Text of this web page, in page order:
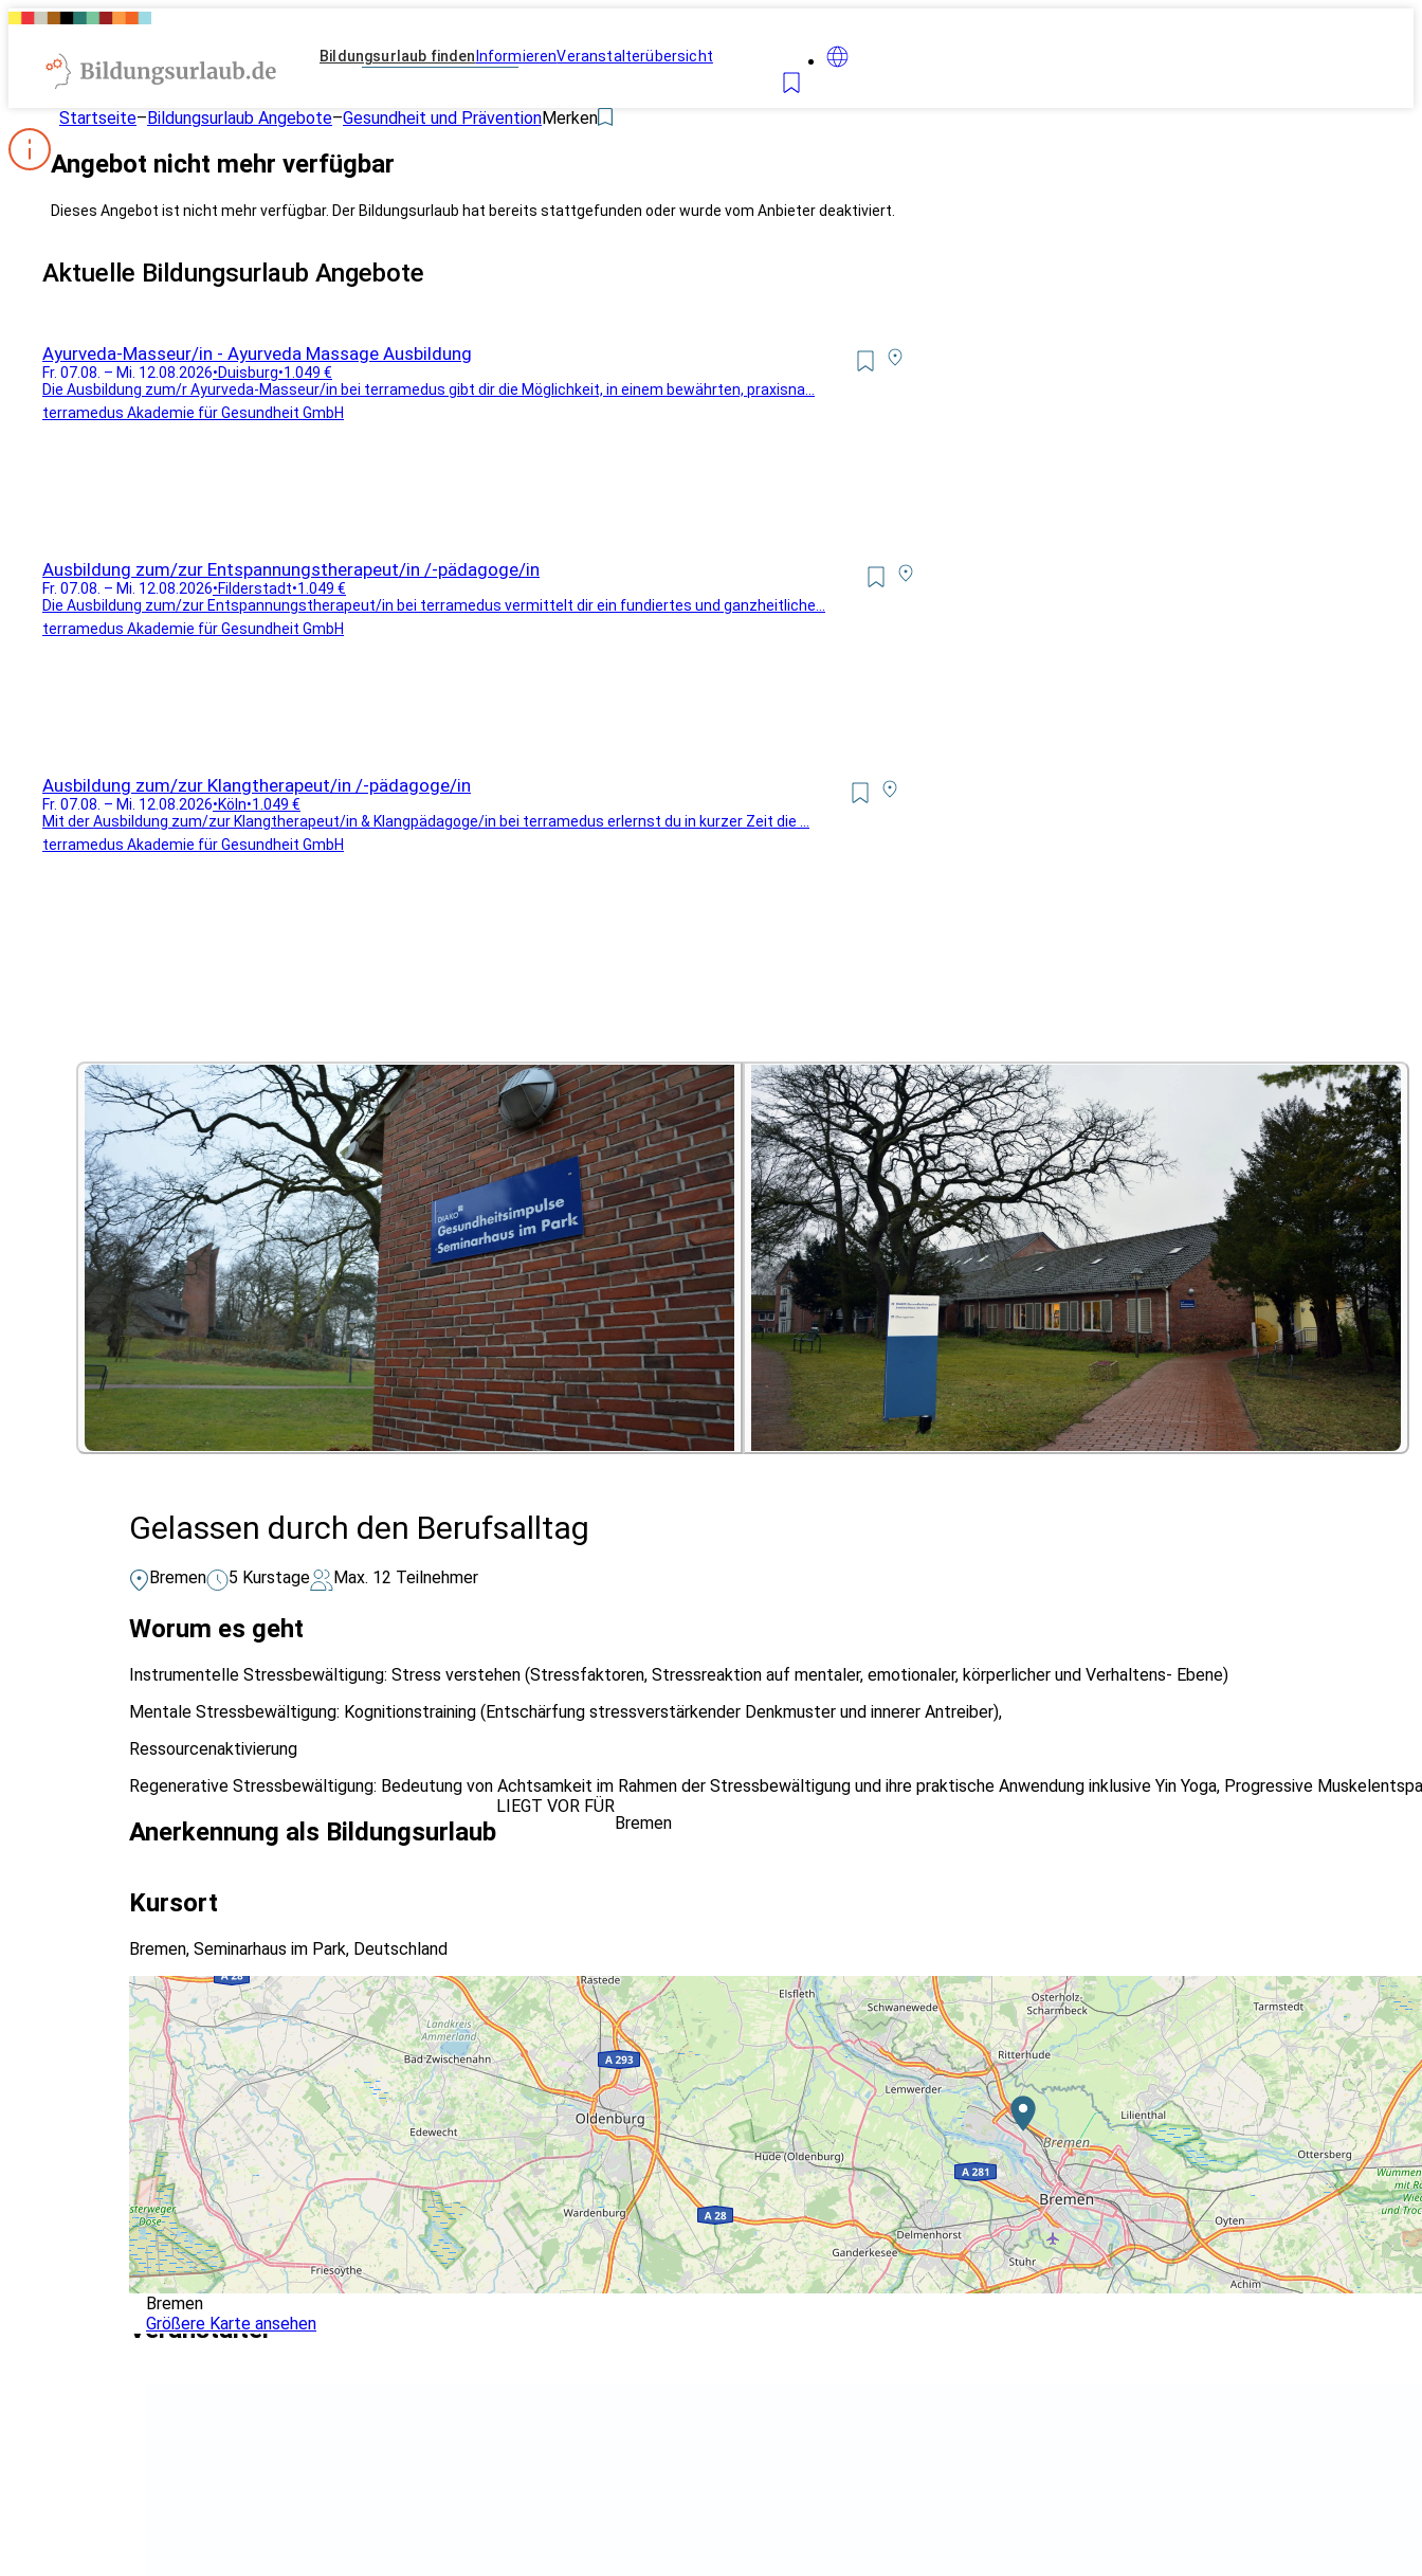
Bildungsurlaub finden InformierenVeranstalterübersicht
Startseite–Bildungsurlaub Angebote–Gesundheit und PräventionMerken
Angebot nicht mehr verfügbar
Dieses Angebot ist nicht mehr verfügbar. Der Bildungsurlaub hat bereits stattgefunden oder wurde vom Anbieter deaktiviert.
Aktuelle Bildungsurlaub Angebote
Ayurveda-Masseur/in - Ayurveda Massage Ausbildung
Fr. 07.08. – Mi. 12.08.2026•Duisburg•1.049 €
Die Ausbildung zum/r Ayurveda-Masseur/in bei terramedus gibt dir die Möglichkeit, in einem bewährten, praxisna...
terramedus Akademie für Gesundheit GmbH
Ausbildung zum/zur Entspannungstherapeut/in /-pädagoge/in
Fr. 07.08. – Mi. 12.08.2026•Filderstadt•1.049 €
Die Ausbildung zum/zur Entspannungstherapeut/in bei terramedus vermittelt dir ein fundiertes und ganzheitliche...
terramedus Akademie für Gesundheit GmbH
Ausbildung zum/zur Klangtherapeut/in /-pädagoge/in
Fr. 07.08. – Mi. 12.08.2026•Köln•1.049 €
Mit der Ausbildung zum/zur Klangtherapeut/in & Klangpädagoge/in bei terramedus erlernst du in kurzer Zeit die ...
terramedus Akademie für Gesundheit GmbH
Gelassen durch den Berufsalltag
Bremen 5 Kurstage Max. 12 Teilnehmer
Worum es geht
Instrumentelle Stressbewältigung: Stress verstehen (Stressfaktoren, Stressreaktion auf mentaler, emotionaler, körperlicher und Verhaltens- Ebene)
Mentale Stressbewältigung: Kognitionstraining (Entschärfung stressverstärkender Denkmuster und innerer Antreiber),
Ressourcenaktivierung
Regenerative Stressbewältigung: Bedeutung von Achtsamkeit im Rahmen der Stressbewältigung und ihre praktische Anwendung inklusive Yin Yoga, Progressive
Anerkennung als Bildungsurlaub
LIEGT VOR FÜR
Bremen
Kursort
Bremen, Seminarhaus im Park, Deutschland
Bremen
Größere Karte ansehen
Veranstalter